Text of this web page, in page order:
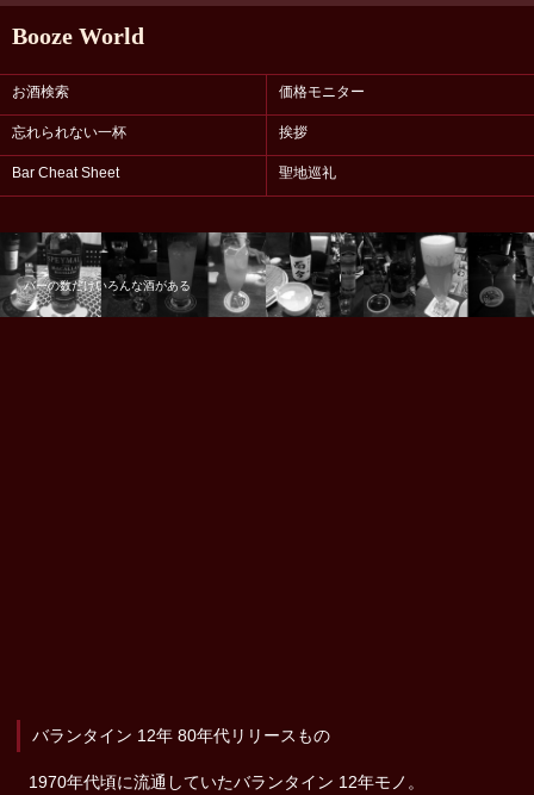
Booze World
お酒検索 価格モニター
忘れられない一杯 挨拶
Bar Cheat Sheet 聖地巡礼
バーの数だけいろんな酒がある
バランタイン 12年 80年代リリースもの
1970年代頃に流通していたバランタイン 12年モノ。